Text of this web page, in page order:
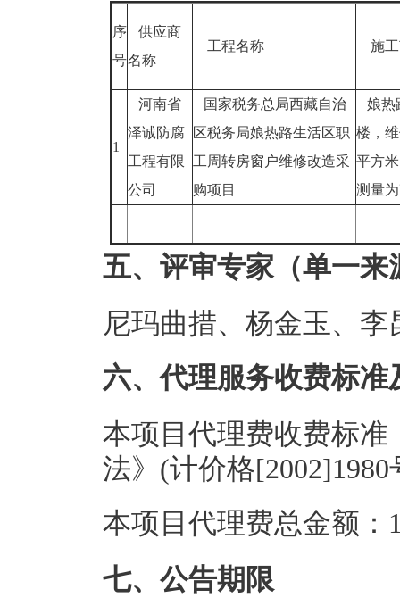
序
号
供应商
名称
工程名称 施
1
河南省
泽诚防腐
工程有限
公司
国家税务总局西藏自治
区税务局娘热路生活区职
工周转房窗户维修改造采
购项目
娘热
楼，
平方
测量
五、评审专家（单一
尼玛曲措、杨金玉、李
六、代理服务收费标准
本项目代理费收费标
法》(计价格
本项目代理费总金额：
七、公告期限